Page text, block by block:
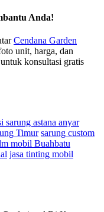
Anda!
Cendana Garden
unit, harga, dan
konsultasi gratis
sarung astana anyar
Timur sarung custom
mobil Buahbatu
jasa tinting mobil